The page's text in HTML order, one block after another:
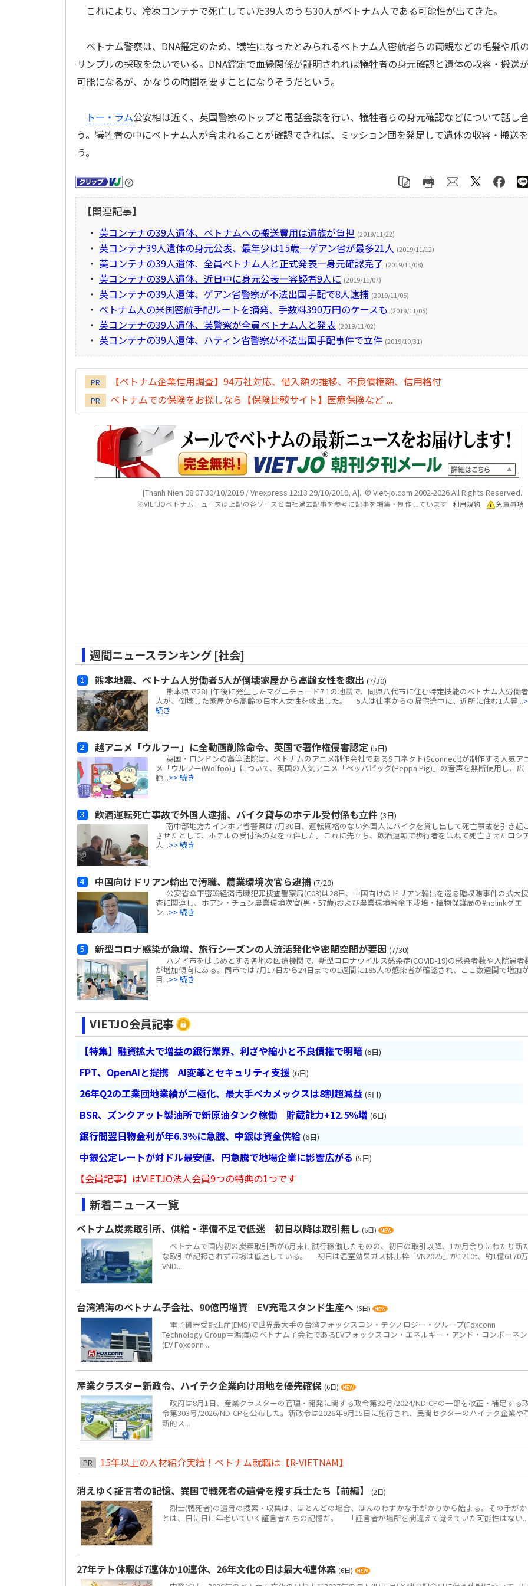
これにより、冷凍コンテナで死亡していた39人のうち30人がベトナム人である可能性が出てきた。
ベトナム警察は、DNA鑑定のため、犠牲になったとみられるベトナム人密航者らの両親などの毛髪や爪の
サンプルの採取を急いでいる。DNA鑑定で血縁関係が証明されれば犠牲者の身元確認と遺体の収容・搬送が
可能になるが、かなりの時間を要すことになりそうだという。
トー・ラム公安相は近く、英国警察のトップと電話会談を行い、犠牲者らの身元確認などについて話し
う。犠牲者の中にベトナム人が含まれることが確認できれば、ミッション団を発足して遺体の収容・搬送
う。
【関連記事】
・ 英コンテナの39人遺体、ベトナムへの搬送費用は遺族が負担 (2019/11/22)
・ 英コンテナ39人遺体の身元公表、最年少は15歳―ゲアン省が最多21人 (2019/11/12)
・ 英コンテナの39人遺体、全員ベトナム人と正式発表―身元確認完了 (2019/11/08)
・ 英コンテナの39人遺体、近日中に身元公表―容疑者9人に (2019/11/07)
・ 英コンテナの39人遺体、ゲアン省警察が不法出国手配で8人逮捕 (2019/11/05)
・ ベトナム人の米国密航手配ルートを摘発、手数料390万円のケースも (2019/11/05)
・ 英コンテナの39人遺体、英警察が全員ベトナム人と発表 (2019/11/02)
・ 英コンテナの39人遺体、ハティン省警察が不法出国手配事件で立件 (2019/10/31)
PR 【ベトナム企業信用調査】94万社対応、借入額の推移、不良債権額、信用格付
PR ベトナムでの保険をお探しなら【保険比較サイト】医療保険など ...
[Thanh Nien 08:07 30/10/2019 / Vnexpress 12:13 29/10/2019, A]. © Viet-jo.com 2002-2026 All Rights Reserved.
※VIETJOベトナムニュースは上記の各ソースと自社過去記事を参考に記事を編集・制作しています 利用規約 免責事項
週間ニュースランキング [社会]
熊本地震、ベトナム人労働者5人が倒壊家屋から高齢女性を救出 (7/30)
熊本県で28日午後に発生したマグニチュード7.1の地震で、同県八代市に住む特定技能のベトナム人労働
人が、倒壊した家屋から高齢の日本人女性を救出した。 5人は仕事からの帰宅途中に、近所に住む1人暮...
続き
越アニメ「ウルフー」に全動画削除命令、英国で著作権侵害認定 (5日)
英国・ロンドンの高等法院は、ベトナムのアニメ制作会社であるSコネクト(Sconnect)が制作する人気ア
メ「ウルフー(Wolfoo)」について、英国の人気アニメ「ペッパピッグ(Peppa Pig)」の音声を無断使用し、広
範...>> 続き
飲酒運転死亡事故で外国人逮捕、バイク貸与のホテル受付係も立件 (3日)
南中部地方カインホア省警察は7月30日、運転資格のない外国人にバイクを貸し出して死亡事故を引き起
させたとして、ホテルの受付係の女を立件した。これに先立ち、飲酒運転で歩行者をはねて死亡させたロシ
人...>> 続き
中国向けドリアン輸出で汚職、農業環境次官ら逮捕 (7/29)
公安省傘下密輸経済汚職犯罪捜査警察局(C03)は28日、中国向けのドリアン輸出を巡る贈収賄事件の拡大捜
査に関連し、ホアン・チュン農業環境次官(男・57歳)および農業環境省傘下栽培・植物保護局の#nolinkグエ
ン...>> 続き
新型コロナ感染が急増、旅行シーズンの人流活発化や密閉空間が要因 (7/30)
ハノイ市をはじめとする各地の医療機関で、新型コロナウイルス感染症(COVID-19)の感染者数や入院患者
が増加傾向にある。同市では7月17日から24日までの1週間に185人の感染者が確認され、ここ数週間で増加
目...>> 続き
VIETJO会員記事
【特集】融資拡大で増益の銀行業界、利ざや縮小と不良債権で明暗 (6日)
FPT、OpenAIと提携 AI変革とセキュリティ支援 (6日)
26年Q2の工業団地業績が二極化、最大手ベカメックスは8割超減益 (6日)
BSR、ズンクアット製油所で新原油タンク稼働 貯蔵能力+12.5％増 (6日)
銀行間翌日物金利が年6.3％に急騰、中銀は資金供給 (6日)
中銀公定レートが対ドル最安値、円急騰で地場企業に影響広がる (5日)
【会員記事】はVIETJO法人会員9つの特典の1つです
新着ニュース一覧
ベトナム炭素取引所、供給・準備不足で低迷 初日以降は取引無し (6日)
ベトナムで国内初の炭素取引所が6月末に試行稼働したものの、初日の取引以降、1か月余りにわたり新
な取引が記録されず市場は低迷している。 初日は温室効果ガス排出枠「VN2025」が1210t、約1億6170万
VND...
台湾鴻海のベトナム子会社、90億円増資 EV充電スタンド生産へ (6日)
電子機器受託生産(EMS)で世界最大手の台湾フォックスコン・テクノロジー・グループ(Foxconn
Technology Group＝鴻海)のベトナム子会社であるEVフォックスコン・エネルギー・アンド・コンポーネ
(EV Foxconn ...
産業クラスター新政令、ハイテク企業向け用地を優先確保 (6日)
政府は8月1日、産業クラスターの管理・開発に関する政令第32号/2024/ND-CPの一部を改正・補足する
令第303号/2026/ND-CPを公布した。新政令は2026年9月15日に施行され、民間セクターのハイテク企業や
新的ス...
PR
15年以上の人材紹介実績！ベトナム就職は【R-VIETNAM】
消えゆく証言者の記憶、異国で戦死者の遺骨を捜す兵士たち【前編】
(2日)
烈士(戦死者)の遺骨の捜索・収集は、ほとんどの場合、ほんのわずかな手がかりから始まる。その手がか
とは、日に日に年老いていく証言者たちの記憶だ。 「証言者が場所を間違えて覚えていた可能性はない...
27年テト休暇は7連休か10連休、26年文化の日は最大4連休案 (6日)